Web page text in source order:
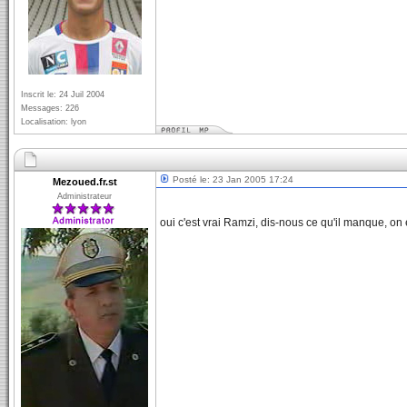
Inscrit le: 24 Juil 2004
Messages: 226
Localisation: lyon
Mezoued.fr.st
Administrateur
Posté le: 23 Jan 2005 17:24
oui c'est vrai Ramzi, dis-nous ce qu'il manque, on